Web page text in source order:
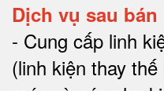
Dịch vụ sau bán
- Cung cấp linh
(linh kiện thay